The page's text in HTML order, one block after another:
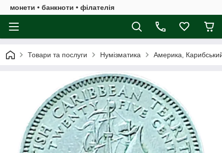
монети • банкноти • філателія
Товари та послуги Нумізматика Америка,